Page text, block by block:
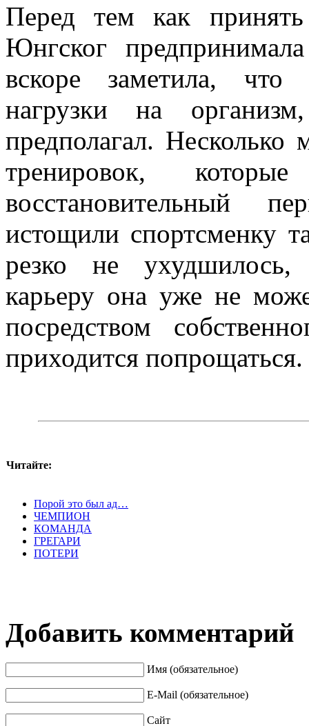
Перед тем как
Юнгског
вскоре заметила, что
нагрузки на
предполагал. Несколько
тренировок,
восстановительный
истощили спортсменку
резко не
карьеру она уже не
посредством
приходится попрощаться.
Читайте:
Порой это был ад…
ЧЕМПИОН
КОМАНДА
ГРЕГАРИ
ПОТЕРИ
Добавить комментарий
Имя (обязательное)
E-Mail (обязательное)
Сайт